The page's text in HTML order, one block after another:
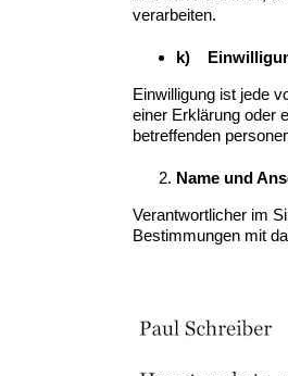
verarbeiten.
k)
Einwilligung ist jede
einer Erklärung oder
betreffenden
Name und
Verantwortlicher im
Bestimmungen mit